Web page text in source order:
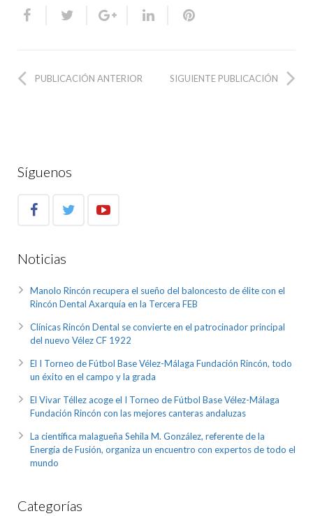
PUBLICACIÓN ANTERIOR SIGUIENTE PUBLICACIÓN
Síguenos
Noticias
Manolo Rincón recupera el sueño del baloncesto de élite con el
Rincón Dental Axarquía en la Tercera FEB
Clínicas Rincón Dental se convierte en el patrocinador principal
del nuevo Vélez CF 1922
El I Torneo de Fútbol Base Vélez-Málaga Fundación Rincón, todo
un éxito en el campo y la grada
El Vivar Téllez acoge el I Torneo de Fútbol Base Vélez-Málaga
Fundación Rincón con las mejores canteras andaluzas
La científica malagueña Sehila M. González, referente de la
Energía de Fusión, organiza un encuentro con expertos de todo el
mundo
Categorías